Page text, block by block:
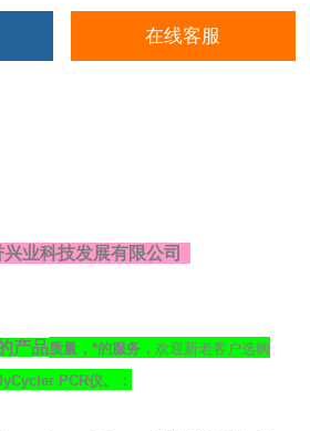
在线客服
业科技发展有限公司
产品质量，*的服务， 欢迎新老客户选购
PCR仪。：